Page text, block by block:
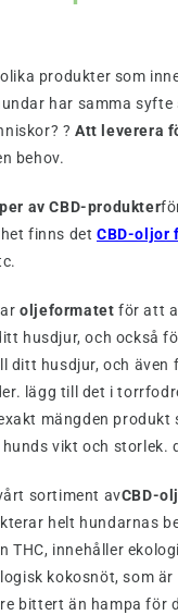
produkter som
har samma syfte
?Att leverera
behov.
av CBD-produkter
finns detCBD-oljor
oljeformatet för att
husdjur, och också
ditt husdjur, och
lägg till det i
mängden produkt
hunds vikt och storlek.
sortiment avCBD-
helt hundarnas
THC, innehåller
kokosnöt, som
bittert än hampa för